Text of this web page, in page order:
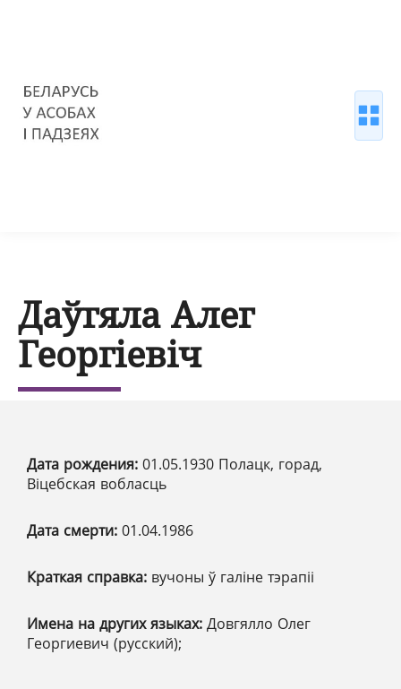
Даўгяла Алег
Георгіевіч
Дата рождения: 01.05.1930 Полацк, горад,
Віцебская вобласць
Дата смерти: 01.04.1986
Краткая справка: вучоны ў галіне тэрапіі
Имена на других языках: Довгялло Олег
Георгиевич (русский);